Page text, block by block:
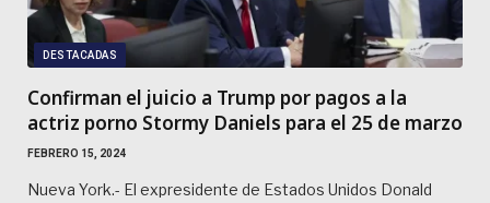
DESTACADAS
Confirman el juicio a Trump por pagos a la
actriz porno Stormy Daniels para el 25 de marzo
FEBRERO 15, 2024
Nueva York.- El expresidente de Estados Unidos Donald